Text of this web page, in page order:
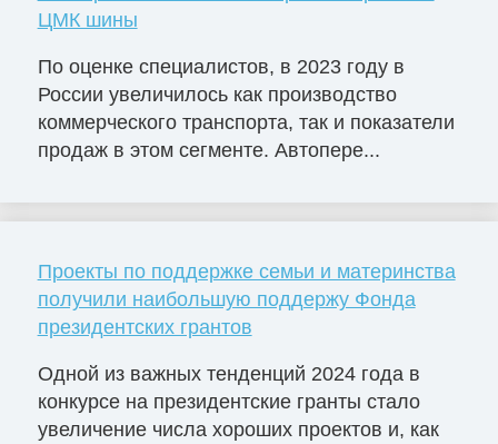
ЦМК шины
По оценке специалистов, в 2023 году в
России увеличилось как производство
коммерческого транспорта, так и показатели
продаж в этом сегменте. Автопере...
Проекты по поддержке семьи и материнства
получили наибольшую поддержу Фонда
президентских грантов
Одной из важных тенденций 2024 года в
конкурсе на президентские гранты стало
увеличение числа хороших проектов и, как